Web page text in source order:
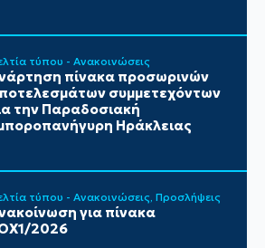
τύπου - Ανακοινώσεις
πίνακα προσωρινών
συμμετεχόντων
την Παραδοσιακή
Ηράκλειας
τύπου - Ανακοινώσεις Προσλήψεις
για πίνακα
2026